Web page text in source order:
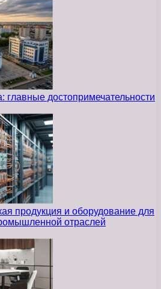
главные достопримечательности
продукция и оборудование для
отраслей